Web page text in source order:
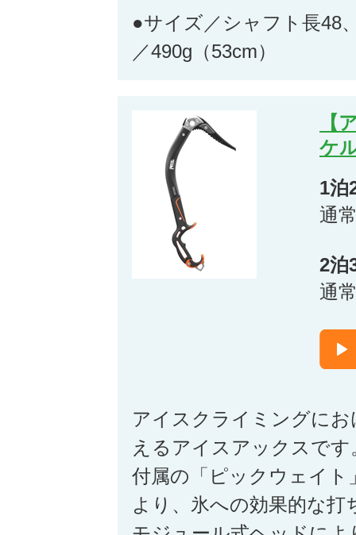
●サイズ／シャフト長48
／490g（53cm）
【
ケ
1泊
通
2泊
通
アイスクライミングに
えるアイスアックスです
付属の「ピックウェイ
より、氷への効果的な打